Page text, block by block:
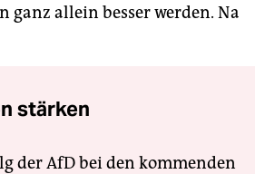
ganz allein besser werden. Na
stärken
der AfD bei den kommenden